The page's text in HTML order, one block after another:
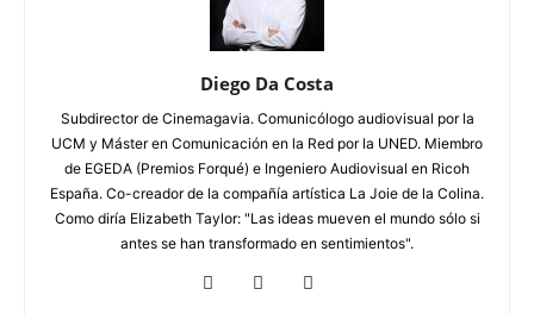
Diego Da Costa
Subdirector de Cinemagavia. Comunicólogo audiovisual por la
UCM y Máster en Comunicación en la Red por la UNED. Miembro
de EGEDA (Premios Forqué) e Ingeniero Audiovisual en Ricoh
España. Co-creador de la compañía artística La Joie de la Colina.
Como diría Elizabeth Taylor: "Las ideas mueven el mundo sólo si
antes se han transformado en sentimientos".